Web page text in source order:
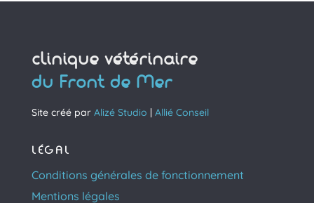
clinique vétérinaire
du Front de Mer
Site créé par Alizé Studio | Allié Conseil
LÉGAL
Conditions générales de fonctionnement
Mentions légales